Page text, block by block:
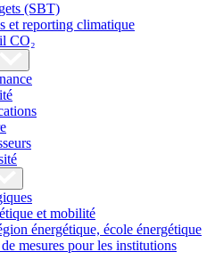
(SBT)
et reporting climatique
CO₂
et mobilité
énergétique, école énergétique
mesures pour les institutions